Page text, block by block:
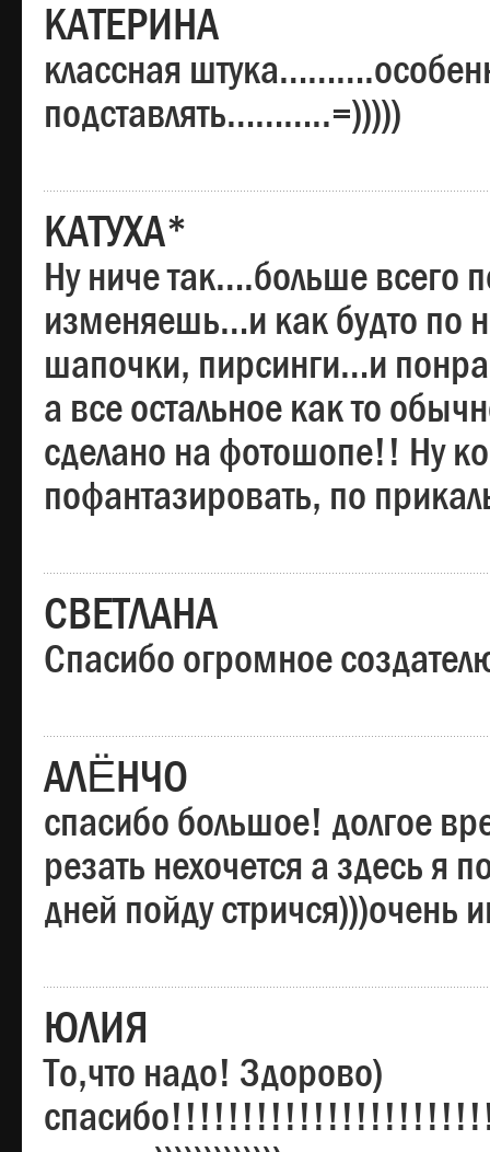
КАТЕРИНА
классная
подставлять………..=)))))
КАТУХА*
Ну ниче так….больше всего
изменяешь…и как будто по
шапочки, пирсинги…и
а все остальное как то
сделано на фотошопе!! Ну
пофантазировать, по
СВЕТЛАНА
Спасибо огромное
АЛЁНЧО
спасибо большое! долгое
резать нехочется а здесь я
дней пойду стричся)))очень
ЮЛИЯ
То,что надо! Здорово)